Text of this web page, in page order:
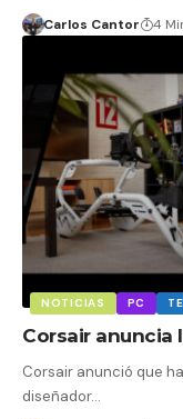
Carlos Cantor 4
NOTICIAS PC
Corsair anuncia
Corsair anunció que
diseñador…